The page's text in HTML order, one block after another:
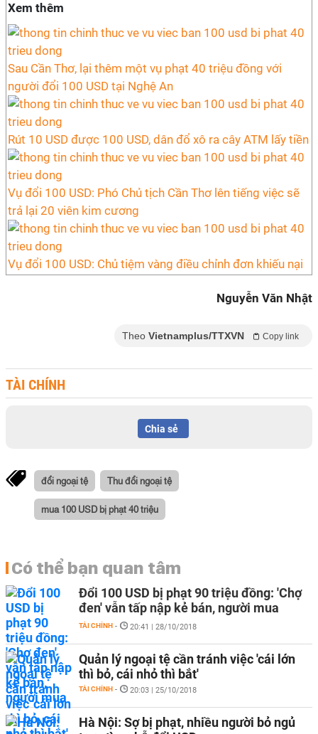
Xem thêm
Sau Cần Thơ, lại thêm một vụ phạt 40 triệu đồng với
người đổi 100 USD tại Nghệ An
Rút 10 USD được 100 USD, dân đổ xô ra cây ATM lấy tiền
Vụ đổi 100 USD: Phó Chủ tịch Cần Thơ lên tiếng việc sẽ
trả lại 20 viên kim cương
Vụ đổi 100 USD: Chủ tiệm vàng điều chỉnh đơn khiếu nại
Nguyễn Văn Nhật
Theo Vietnamplus/TTXVN Copy link
TÀI CHÍNH
Chia sẻ
đổi ngoại tệ Thu đổi ngoại tệ
mua 100 USD bị phạt 40 triệu
Có thể bạn quan tâm
Đổi 100 USD bị phạt 90 triệu đồng: 'Chợ
đen' vẫn tấp nập kẻ bán, người mua
TÀI CHÍNH - 20:41 | 28/10/2018
Quản lý ngoại tệ cần tránh việc 'cái lớn
thì bỏ, cái nhỏ thì bắt'
TÀI CHÍNH - 20:03 | 25/10/2018
Hà Nội: Sợ bị phạt, nhiều người bỏ ngủ